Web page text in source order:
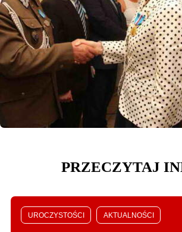
PRZECZYTAJ
UROCZYSTOŚCI AKTUALNOŚCI